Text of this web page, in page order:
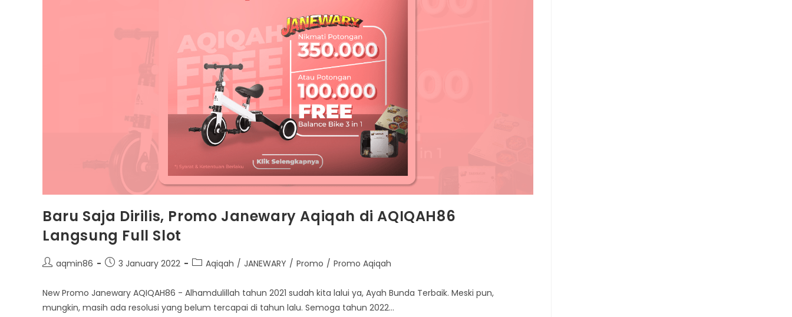
Baru Saja Dirilis, Promo Janewary Aqiqah di AQIQAH86
Langsung Full Slot
Postaqmin86
Post3 January 2022
PostAqiqah / JANEWARY / Promo / Promo Aqiqah
New Promo Janewary AQIQAH86 - Alhamdulillah tahun 2021 sudah kita lalui ya, Ayah Bunda Terbaik. Meski pun,
mungkin, masih ada resolusi yang belum tercapai di tahun lalu. Semoga tahun 2022…